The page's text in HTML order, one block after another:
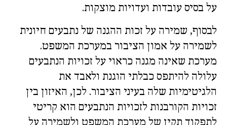
על בסיס עובדות ועדויות מוצקות.
לבסוף, שמירה על זכות ההגנה של נתבעים חיונית
לשמירה על אמון הציבור במערכת המשפט.
מערכת שאינה מגנה כראוי על זכויות הנתבעים
עלולה להיתפס כבלתי הוגנת ולאבד את
הלגיטימיות שלה בעיני הציבור. לכן, האיזון בין
זכויות הקורבנות לזכויות הנתבעים הוא קריטי
לתפקוד תקין של מערכת המשפט ולשמירה על